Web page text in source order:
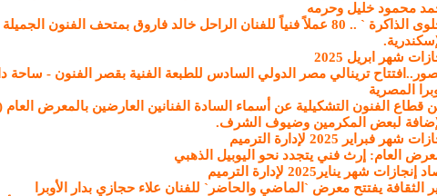
محمود خليل وحرمه
` حلوى الذاكرة ` .. 80 عملاً فنياً للفنان الراحل خالد فاروق بمتحف الفنون الجميلة
شهر ابريل 2025
ترينالي مصر الدولي السادس للطبعة الفنية بقصر الفنون - ساحة
المصرية
لبعض المكرمين وضيوف الشرف.
شهر فبراير 2025 لإدارة الترميم
العام: إرث فني يتجدد نحو اليوبيل الذهبي
شهر يناير2025 لإدارة الترميم
الثقافة يفتتح معرض `الماضي والحاضر` للفنان علاء حجازي بدار الأوبرا